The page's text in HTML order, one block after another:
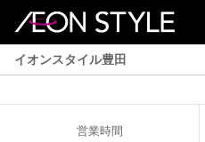
イオンスタイル豊田
営業時間